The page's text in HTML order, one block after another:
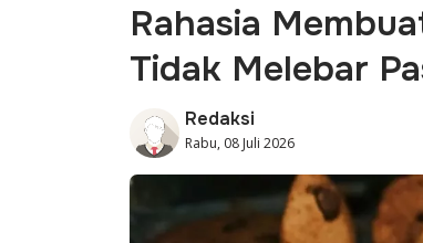
Rahasia
Tidak Melebar
Redaksi
Rabu, 08 Juli 2026